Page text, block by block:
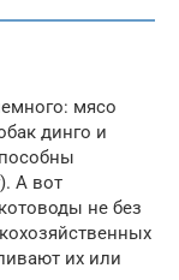
мясо
динго и
А вот
не без
их или